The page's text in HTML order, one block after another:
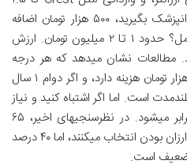
میلیون. اگر قالب سفارشی از دندانپزشک بگیرید، ۵۰۰ هزار تومان اضافه
میشود. مجموع برای یک دوره کامل؟ حدود ۱ تا ۲ میلیون تومان. ارزش
مطالعات نشان میدهد که هر درجه
سفید شدن در خانگی، حدود ۲۰۰ هزار تومان هزینه دارد، و اگر دوام ۱ سال
است. اما اگر اشتباه کنید و نیاز
به تکرار داشته باشید، هزینه دو برابر میشود. در نظرسنجیهای اخیر، ۶۵
درصد ایرانیها این روش را به خاطر ارزان بودن انتخاب میکنند، اما ۴۰ درصد
ضعیف است.